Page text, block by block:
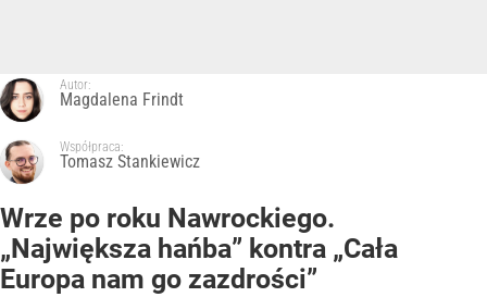
Autor:
Magdalena Frindt
Współpraca:
Tomasz Stankiewicz
Wrze po roku Nawrockiego.
„Największa hańba” kontra „Cała
Europa nam go zazdrości”